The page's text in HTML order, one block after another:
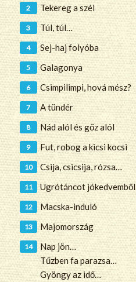
Tekereg a szél
Túl, túl…
Sej-haj folyóba
Galagonya
Csimpilimpi, hová mész?
A tündér
Nád alól és gőz alól
Fut, robog a kicsi kocsi
Csija, csicsija, rózsa…
Ugrótáncot jókedvemből
Macska-induló
Majomország
Nap jön…
Tűzben fa parazsa…
Gyöngy az idő…